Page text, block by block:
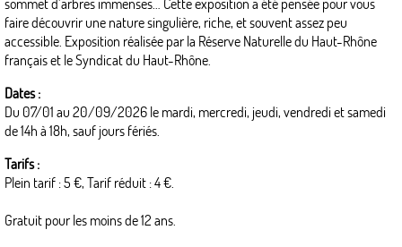
faire découvrir une nature singulière, riche, et souvent assez peu
accessible. Exposition réalisée par la Réserve Naturelle du Haut-Rhône
français et le Syndicat du Haut-Rhône.
Dates :
Du 07/01 au 20/09/2026 le mardi, mercredi, jeudi, vendredi et samedi
de 14h à 18h, sauf jours fériés.
Tarifs :
Plein tarif : 5 €, Tarif réduit : 4 €.
Gratuit pour les moins de 12 ans.